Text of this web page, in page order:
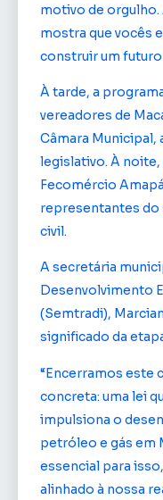
motivo de orgulho.
mostra que vocês
construir um futuro
À tarde, a
vereadores de
Câmara
legislativo. À
Fecomércio
representantes do
civil.
A secretária
Desenvolvimento
(Semtradi),
significado da
“Encerramos este
concreta: uma lei
impulsiona o
petróleo e gás em
essencial para
alinhado à nossa